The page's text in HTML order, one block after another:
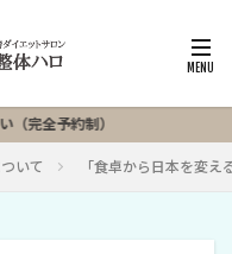
全予約制）
いて 「食卓から日本を変え